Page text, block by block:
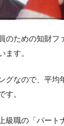
のための知財フ
ます。
グなので、平均
す。
級職の「パート